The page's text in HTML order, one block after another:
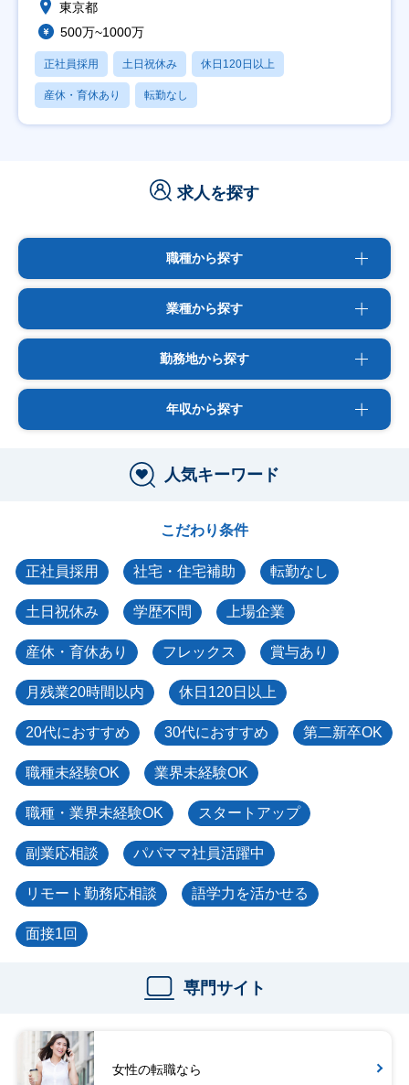
東京都
500万~1000万
正社員採用 土日祝休み 休日120日以上
産休・育休あり 転勤なし
求人を探す
職種から探す
業種から探す
勤務地から探す
年収から探す
人気キーワード
こだわり条件
正社員採用 社宅・住宅補助 転勤なし
土日祝休み 学歴不問 上場企業
産休・育休あり フレックス 賞与あり
月残業20時間以内 休日120日以上
20代におすすめ 30代におすすめ 第二新卒OK
職種未経験OK 業界未経験OK
職種・業界未経験OK スタートアップ
副業応相談 パパママ社員活躍中
リモート勤務応相談 語学力を活かせる
面接1回
専門サイト
女性の転職なら